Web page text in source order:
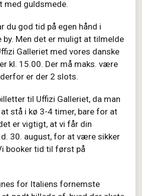
med guldsmede.
du god tid på egen hånd i
by. Men det er muligt at tilmelde
Galleriet med vores danske
kl. 15.00. Der må maks. være
er der 2 slots.
til Uffizi Galleriet, da man
stå i kø 3-4 timer, bare for at
er vigtigt, at vi får din
30. august, for at være sikker
booker tid til først på
for Italiens fornemste